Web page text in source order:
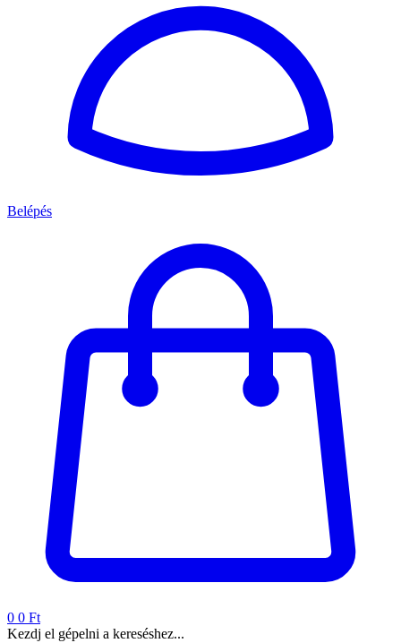
Belépés
0 0 Ft
Kezdj el gépelni a kereséshez...